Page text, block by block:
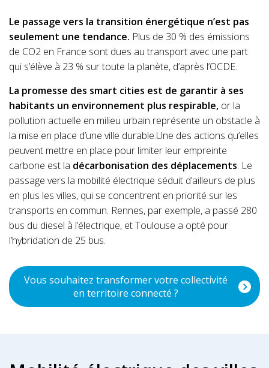
Le passage vers la transition énergétique n’est pas
seulement une tendance. Plus de 30 % des émissions
de CO2 en France sont dues au transport avec une part
qui s’élève à 23 % sur toute la planète, d’après l’OCDE.
La promesse des smart cities est de garantir à ses
habitants un environnement plus respirable, or la
pollution actuelle en milieu urbain représente un obstacle à
la mise en place d’une ville durable.Une des actions qu’elles
peuvent mettre en place pour limiter leur empreinte
carbone est la décarbonisation des déplacements. Le
passage vers la mobilité électrique séduit d’ailleurs de plus
en plus les villes, qui se concentrent en priorité sur les
transports en commun. Rennes, par exemple, a passé 280
bus du diesel à l’électrique, et Toulouse a opté pour
l’hybridation de 25 bus.
Vous souhaitez transformer votre collectivité
en territoire connecté ?